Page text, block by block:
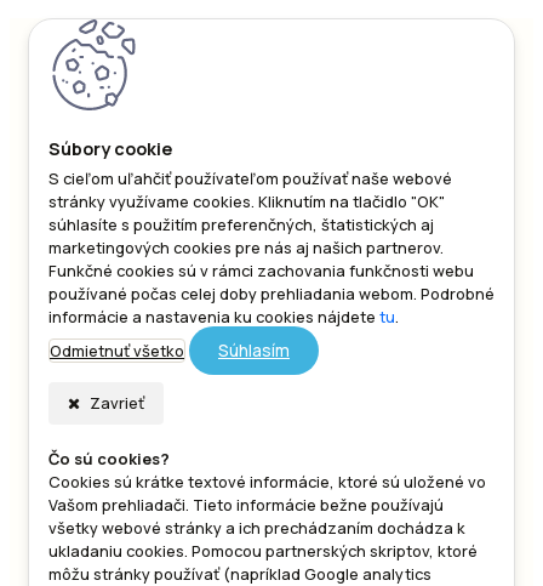
S cieľom uľahčiť používateľom používať naše webové
stránky využívame cookies. Kliknutím na tlačidlo "OK"
súhlasíte s použitím preferenčných, štatistických aj
marketingových cookies pre nás aj našich partnerov.
Funkčné cookies sú v rámci zachovania funkčnosti webu
používané počas celej doby prehliadania webom. Podrobné
informácie a nastavenia ku cookies nájdete tu.
Odmietnuť všetko
Súhlasím
Zavrieť
Čo sú cookies?
Cookies sú krátke textové informácie, ktoré sú uložené vo
Vašom prehliadači. Tieto informácie bežne používajú
všetky webové stránky a ich prechádzaním dochádza k
ukladaniu cookies. Pomocou partnerských skriptov, ktoré
môžu stránky používať (napríklad Google analytics